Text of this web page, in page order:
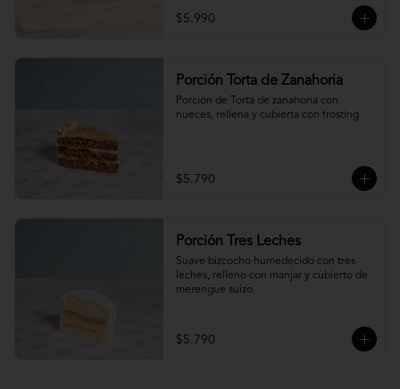
$5.990
Porción Torta de Zanahoria
Porción de Torta de zanahoria con
nueces, rellena y cubierta con frosting
$5.790
Porción Tres Leches
Suave bizcocho humedecido con tres
leches, relleno con manjar y cubierto de
merengue suizo.
$5.790